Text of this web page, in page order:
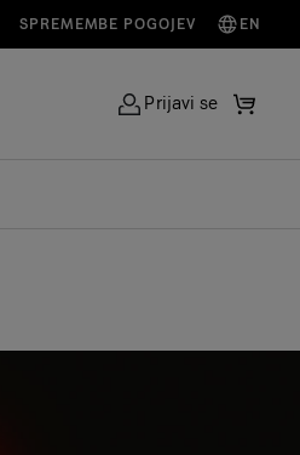
SPREMEMBE POGOJEV EN
Prijavi se